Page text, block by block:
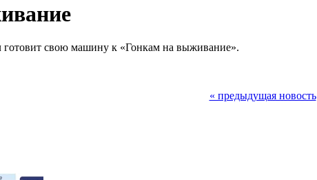
свою машину к «Гонкам на выживание».
« предыдущая новость